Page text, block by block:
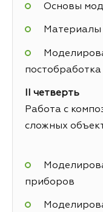
Основы
Материалы
постобработка
II четверть
Работа с
сложных
приборов